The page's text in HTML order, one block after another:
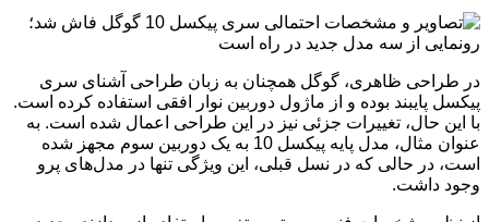
در طراحی ظاهری، گوگل همچنان به زبان طراحی آشنای سری
پیکسل پایبند بوده و از ماژول دوربین نوار افقی استفاده کرده است.
با این حال، تغییرات جزئی نیز در این طراحی اعمال شده است. به
عنوان مثال، مدل پایه پیکسل 10 به یک دوربین سوم مجهز شده
است، در حالی که در نسل قبلی، این ویژگی تنها در مدل‌های پرو
وجود داشت.